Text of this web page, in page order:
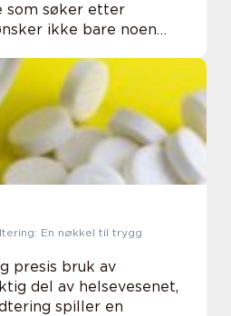
som søker etter
ikke bare noen
En nøkkel til trygg
presis bruk av
del av helsevesenet,
spiller en